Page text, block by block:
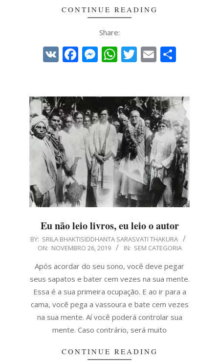
CONTINUE READING
Share:
VK Facebook
Messenger
WhatsApp
Twitter
Email
Eu não leio livros, eu leio o autor
2019-
11-
26
BY: SRILA BHAKTISIDDHANTA SARASVATI THAKURA
ON: NOVEMBRO 26, 2019 IN: SEM CATEGORIA
Após acordar do seu sono, você deve pegar
seus sapatos e bater cem vezes na sua mente.
Essa é a sua primeira ocupação. E ao ir para a
cama, você pega a vassoura e bate cem vezes
na sua mente. Aí você poderá controlar sua
mente. Caso contrário, será muito
CONTINUE READING